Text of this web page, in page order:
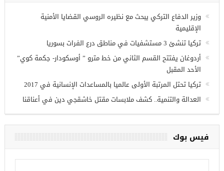
أحدث المقالات
وزير الدفاع التركي يبحث مع نظيره الروسي القضايا الأمنية
الإقليمية
تركيا تنشئ 3 مستشفيات في مناطق درع الفرات بسوريا
أردوغان يفتتح القسم الثاني من خط مترو ” أوسكودار- جكمة كوي”
الأحد المقبل
تركيا تحتل المرتبة الأولى عالميا بالمساعدات الإنسانية في 2017
فيس بوك